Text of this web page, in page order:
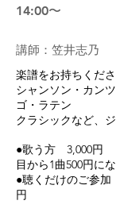
14:00〜
​講師：笠井志乃
楽譜をお持ちくだ
シャンソン・カン
ゴ・ラテン
クラシックなど、
●歌う方 3,000円
目から1曲500円に
●聴くだけのご参
円